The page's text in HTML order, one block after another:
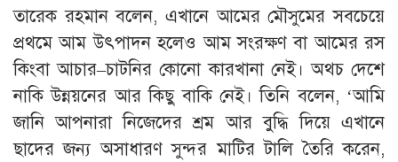
তারেক রহমান বলেন, এখানে আমের মৌসুমের সবচেয়ে
প্রথমে আম উৎপাদন হলেও আম সংরক্ষণ বা আমের রস
কিংবা আচার–চাটনির কোনো কারখানা নেই। অথচ দেশে
নাকি উন্নয়নের আর কিছু বাকি নেই। তিনি বলেন, ‘আমি
জানি আপনারা নিজেদের শ্রম আর বুদ্ধি দিয়ে এখানে
ছাদের জন্য অসাধারণ সুন্দর মাটির টালি তৈরি করেন,